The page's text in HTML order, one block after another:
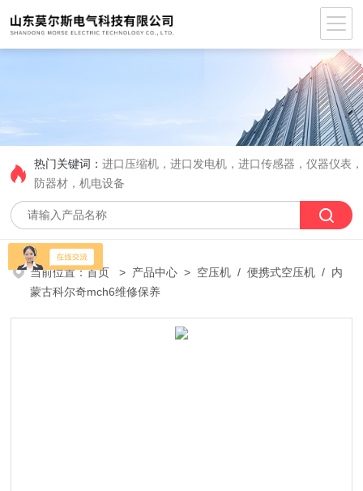
热门关键词：进口压缩机，进口发电机，进口传感器，仪器仪表
防器材，机电设备
当前位置：首页 > 产品中心 > 空压机 /便携式空压机 / 内
蒙古科尔奇mch6维修保养